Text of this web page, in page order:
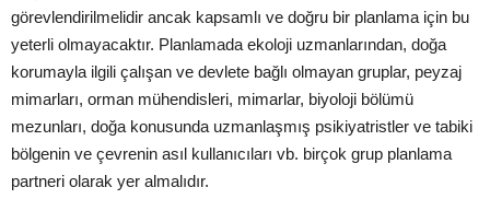
görevlendirilmelidir ancak kapsamlı ve doğru bir planlama için bu
yeterli olmayacaktır. Planlamada ekoloji uzmanlarından, doğa
korumayla ilgili çalışan ve devlete bağlı olmayan gruplar, peyzaj
mimarları, orman mühendisleri, mimarlar, biyoloji bölümü
mezunları, doğa konusunda uzmanlaşmış psikiyatristler ve tabiki
bölgenin ve çevrenin asıl kullanıcıları vb. birçok grup planlama
partneri olarak yer almalıdır.